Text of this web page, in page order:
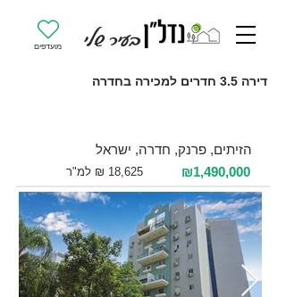
מועדפים
דירה 3.5 חדרים למכירה בחדרה
הזיתים, פרנק, חדרה, ישראל
₪1,490,000